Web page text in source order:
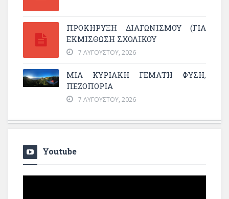
ΠΡΟΚΗΡΥΞΗ ΔΙΑΓΩΝΙΣΜΟΥ (ΓΙΑ
ΕΚΜΊΣΘΩΣΗ ΣΧΟΛΙΚΟΎ
7 ΑΥΓΟΎΣΤΟΥ, 2026
ΜΙΑ ΚΥΡΙΑΚΉ ΓΕΜΆΤΗ ΦΎΣΗ,
ΠΕΖΟΠΟΡΊΑ
7 ΑΥΓΟΎΣΤΟΥ, 2026
Youtube